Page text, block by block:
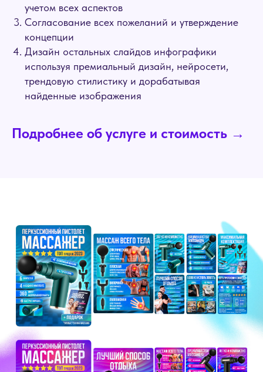
учетом всех аспектов
Согласование всех пожеланий и утверждение
концепции
Дизайн остальных слайдов инфографики
используя премиальный дизайн, нейросети,
трендовую стилистику и дорабатывая
найденные изображения
Подробнее об услуге и стоимость →